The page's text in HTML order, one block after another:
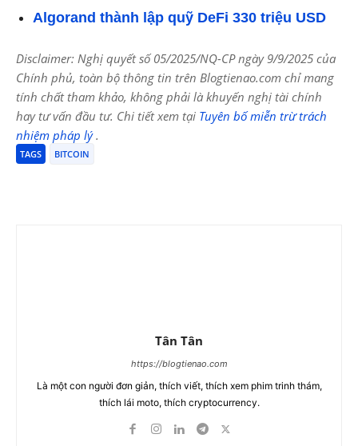
Algorand thành lập quỹ DeFi 330 triệu USD
Disclaimer: Nghị quyết số 05/2025/NQ-CP ngày 9/9/2025 của
Chính phủ, toàn bộ thông tin trên Blogtienao.com chỉ mang
tính chất tham khảo, không phải là khuyến nghị tài chính
hay tư vấn đầu tư. Chi tiết xem tại Tuyên bố miễn trừ trách
nhiệm pháp lý.
TAGS BITCOIN
Tân Tân
https://blogtienao.com
Là một con người đơn giản, thích viết, thích xem phim trinh thám,
thích lái moto, thích cryptocurrency.